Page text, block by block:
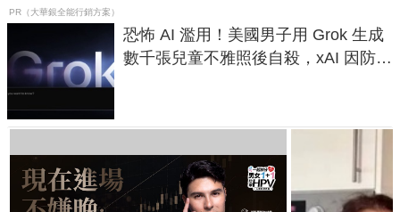
PR（大華銀全能行銷方案）
恐怖 AI 濫用！美國男子用 Grok 生成
數千張兒童不雅照後自殺，xAI 因防護